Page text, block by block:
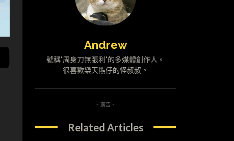
Andrew
號稱"周身刀無張利"的多媒體創作人。
很喜歡樂天熊仔的怪叔叔。
- 廣告 -
Related Articles